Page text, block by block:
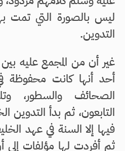
ليس بالصورة التي تمت
التدوين.
غير أن من المجمع عليه
أحد أنها كانت محفوظة
الصحائف والسطور،
التابعون، ثم بدأ التدوين
فيها إلا السنة في عهد
ثم أفردت لها مؤلفات إلى